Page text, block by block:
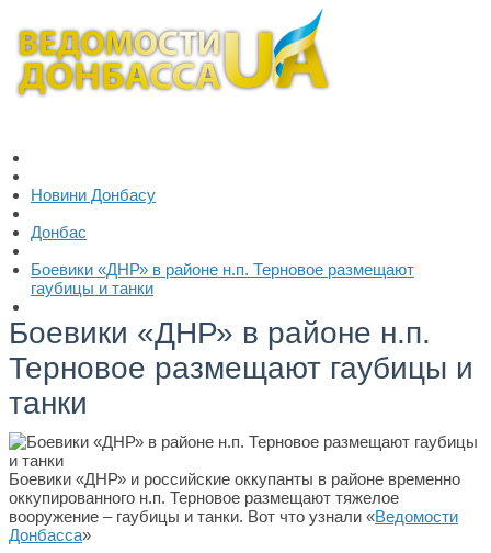
Новини Донбасу
Донбас
Боевики «ДНР» в районе н.п. Терновое размещают
гаубицы и танки
Боевики «ДНР» в районе н.п.
Терновое размещают гаубицы и
танки
Боевики «ДНР» и российские оккупанты в районе временно
оккупированного н.п. Терновое размещают тяжелое
вооружение – гаубицы и танки. Вот что узнали «Ведомости
Донбасса»